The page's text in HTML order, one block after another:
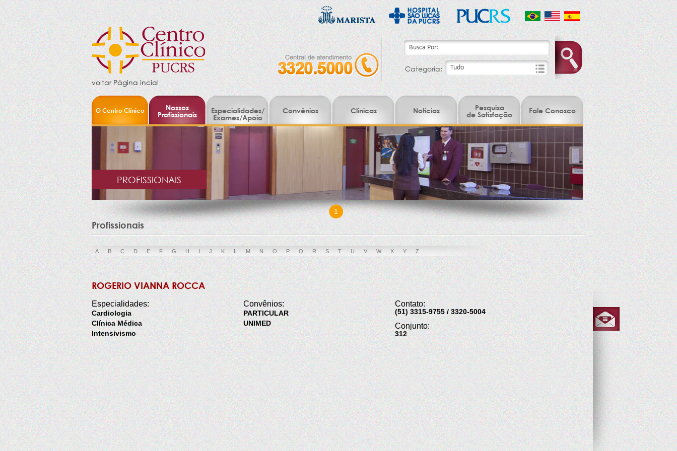
voltar Página incial
Categoria:
O Centro Clínico
Nossos
Profissionais
Especialidades/
Exames/Apoio
Convênios Clínicas Notícias
Pesquisa
de Satisfação
Fale Conosco
PROFISSIONAIS
1
Profissionais
A B C D E F G H I J K L M N O P Q R S T U V W X Y Z
ROGERIO VIANNA ROCCA
Especialidades:
Cardiologia
Clínica Médica
Intensivismo
Convênios:
PARTICULAR
UNIMED
Contato:
(51) 3315-9755 / 3320-5004
Conjunto:
312